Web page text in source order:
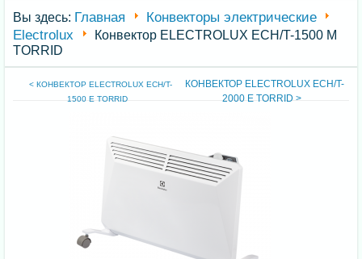
Вы здесь: Главная
Конвекторы электрические
Electrolux
Конвектор ELECTROLUX ECH/T-1500 M
TORRID
< КОНВЕКТОР ELECTROLUX ECH/T-
1500 E TORRID
КОНВЕКТОР ELECTROLUX ECH/T-
2000 E TORRID >